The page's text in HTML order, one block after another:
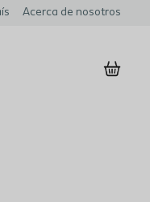
Acerca de nosotros